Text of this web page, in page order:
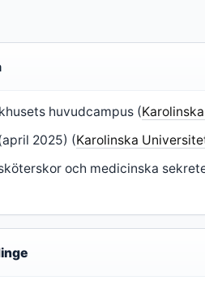
huvudcampus (
2025) (Karolinska
och medicinska